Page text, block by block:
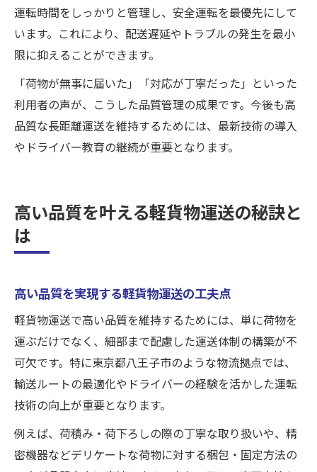
運転時間をしっかりと管理し、安全運転を最優先にして
います。これにより、配送遅延やトラブルの発生を最小
限に抑えることができます。
「荷物が無事に届いた」「対応が丁寧だった」といった
利用者の声が、こうした品質管理の成果です。今後も高
品質な長距離運送を維持するためには、最新技術の導入
やドライバー教育の継続が重要となります。
高い品質を叶える軽貨物運送の秘訣と
は
高い品質を実現する軽貨物運送の工夫点
軽貨物運送で高い品質を維持するためには、単に荷物を
運ぶだけでなく、細部まで配慮した運送体制の構築が不
可欠です。特に東京都八王子市のような物流拠点では、
輸送ルートの最適化やドライバーの経験を活かした運転
技術の向上が重要となります。
例えば、荷積み・荷下ろしの際の丁寧な取り扱いや、精
密機器などデリケートな荷物に対する梱包・固定方法の